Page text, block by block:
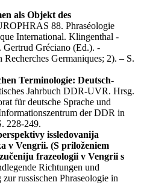
als Objekt des
88. Phraséologie
International. Klingenthal -
Gertrud Gréciano (Ed.). -
Germaniques; 2). – S.
Terminologie: Deutsch-
Jahrbuch DDR-UVR. Hrsg.
für deutsche Sprache und
der DDR in
228-249.
issledovanija
v Vengrii. (S priloženiem
frazeologii v Vengrii s
Richtungen und
russischen Phraseologie in